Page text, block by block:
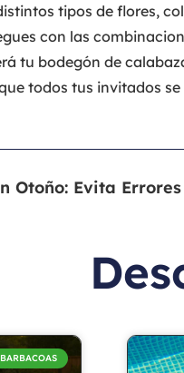
tipos de flores,
con las
tu bodegón de
todos tus invitados
BARBACOAS